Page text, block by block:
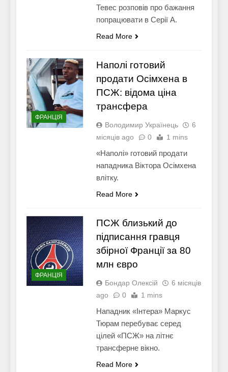
Тевес розповів про бажання
попрацювати в Серії А.
Read More
ФРАНЦІЯ
Наполі готовий
продати Осімхена в
ПСЖ: відома ціна
трансфера
Володимир Українець
6
місяців ago
0 1 mins
«Наполі» готовий продати
нападника Віктора Осімхена
влітку.
Read More
ФРАНЦІЯ
ПСЖ близький до
підписання гравця
збірної Франції за 80
млн євро
Бондар Олексій
6 місяців
ago
0 1 mins
Нападник «Інтера» Маркус
Тюрам перебуває серед
цілей «ПСЖ» на літнє
трансферне вікно.
Read More